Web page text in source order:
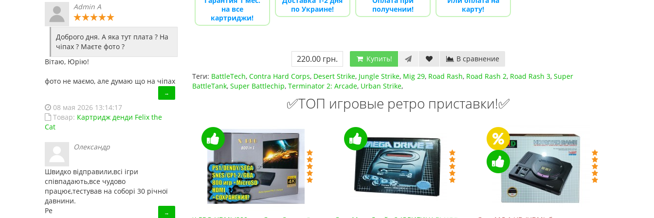
Admin A
Доброго дня. А яка тут плата ? На
чіпах ? Маєте фото ?
Вітаю, Юрію!
фото не маємо, але думаю що на чіпах
→
08 мая 2026 13:14:17
Товар: Картридж денди Felix the
Cat
Олександр
Швидко відправили,всі ігри
співпадають,все чудово
працює,тестував на соборі 30 річної
давнини.
Ре
→
на все
картриджи!
по Украине!
получении!
карту!
220.00 грн. Купить!
В сравнение
Теги: BattleTech, Contra Hard Corps, Desert Strike, Jungle Strike, Mig 29, Road Rash, Road Rash 2, Road Rash 3, Super
BattleTank, Super Battlechip, Terminator 2: Arcade, Urban Strike,
✅ТОП игровые ретро приставки!✅